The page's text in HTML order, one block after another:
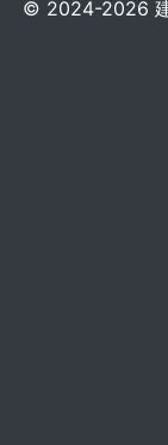
© 2024-2026 建